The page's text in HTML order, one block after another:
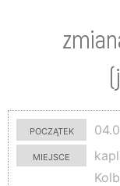
początek
miejsce